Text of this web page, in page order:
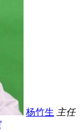
杨竹生 主任